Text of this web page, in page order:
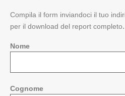
Compila il form inviandoci il tuo
per il download del report completo.
Nome
Cognome